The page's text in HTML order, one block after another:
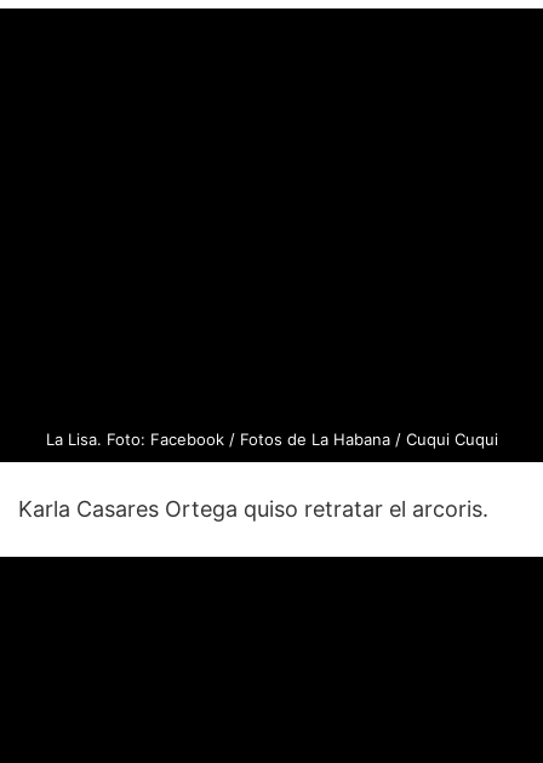
La Lisa. Foto: Facebook / Fotos de La Habana / Cuqui Cuqui
Karla Casares Ortega quiso retratar el arcoris.